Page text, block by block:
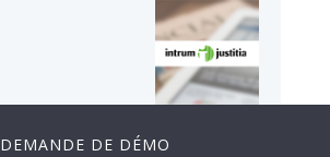
DEMANDE DE DÉMO